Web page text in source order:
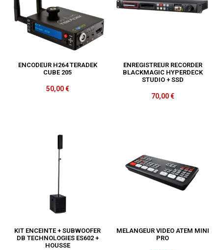
ENCODEUR H264 TERADEK
CUBE 205
50,00€
ENREGISTREUR RECORDER
BLACKMAGIC HYPERDECK
STUDIO + SSD
70,00€
KIT ENCEINTE + SUBWOOFER
DB TECHNOLOGIES ES602 +
HOUSSE
MELANGEUR VIDEO ATEM MINI
PRO